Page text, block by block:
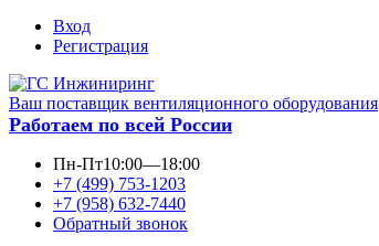
Вход
Регистрация
Ваш поставщик вентиляционного оборудования
Работаем по всей России
Пн-Пт10:00—18:00
+7 (499) 753-1203
+7 (958) 632-7440
Обратный звонок